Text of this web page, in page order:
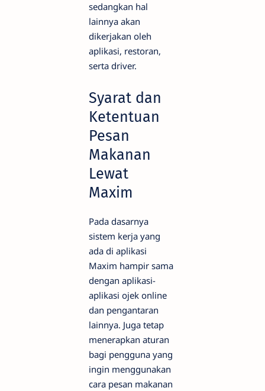
sedangkan hal
lainnya akan
dikerjakan oleh
aplikasi, restoran,
serta driver.
Syarat dan
Ketentuan
Pesan
Makanan
Lewat
Maxim
Pada dasarnya
sistem kerja yang
ada di aplikasi
Maxim hampir sama
dengan aplikasi-
aplikasi ojek online
dan pengantaran
lainnya. Juga tetap
menerapkan aturan
bagi pengguna yang
ingin menggunakan
cara pesan makanan